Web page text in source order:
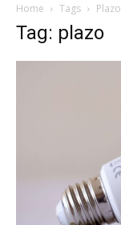
Home Tags Plazo
Tag: plazo